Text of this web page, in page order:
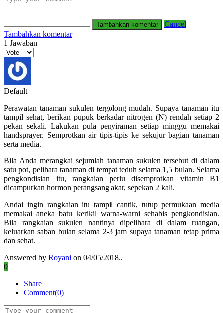
Cancel
Tambahkan komentar
1 Jawaban
Default
Perawatan tanaman sukulen tergolong mudah. Supaya tanaman itu
tampil sehat, berikan pupuk berkadar nitrogen (N) rendah setiap 2
pekan sekali. Lakukan pula penyiraman setiap minggu memakai
handsprayer. Semprotkan air tipis-tipis ke sekujur bagian tanaman
serta media.
Bila Anda merangkai sejumlah tanaman sukulen tersebut di dalam
satu pot, pelihara tanaman di tempat teduh selama 1,5 bulan. Selama
pengkondisian itu, rangkaian perlu disemprotkan vitamin B1
dicampurkan hormon perangsang akar, sepekan 2 kali.
Andai ingin rangkaian itu tampil cantik, tutup permukaan media
memakai aneka batu kerikil warna-warni sehabis pengkondisian.
Bila rangkaian sukulen nantinya dipelihara di dalam ruangan,
keluarkan saban bulan selama 2-3 jam supaya tanaman tetap prima
dan sehat.
Answered by Royani on 04/05/2018..
0
Share
Comment(0)